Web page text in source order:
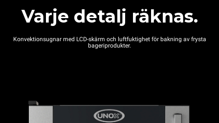
Varje detalj räknas.
Konvektionsugnar med LCD-skärm och luftfuktighet för bakning av frysta
bageriprodukter.